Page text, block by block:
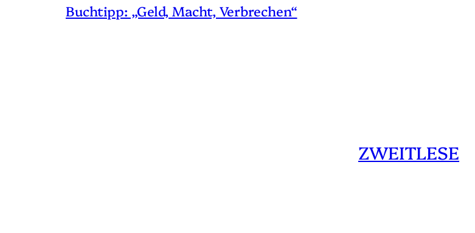
Buchtipp: „Geld, Macht, Verbrechen“
ZWEITLESE